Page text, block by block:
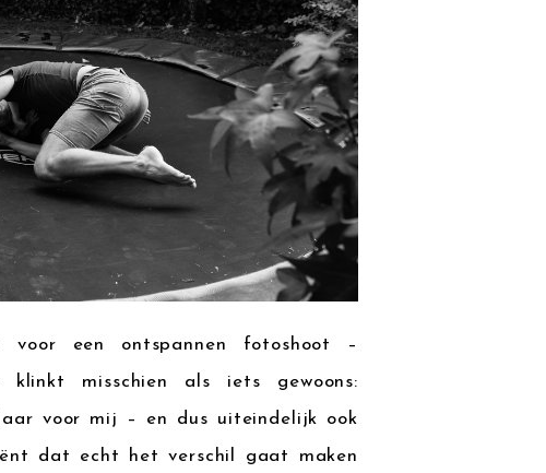
voor een ontspannen fotoshoot –
misschien als iets gewoons:
voor mij – en dus uiteindelijk ook
dat echt het verschil gaat maken